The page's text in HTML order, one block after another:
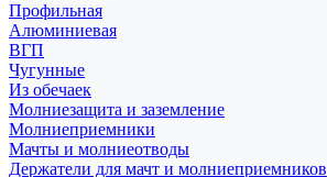
Профильная
Алюминиевая
ВГП
Чугунные
Из обечаек
Молниезащита и заземление
Молниеприемники
Мачты и молниеотводы
Держатели для мачт и молниеприемников